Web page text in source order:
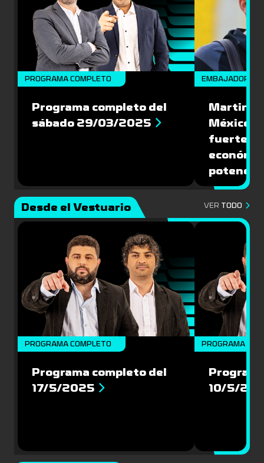
PROGRAMA COMPLETO
Programa completo del
sábado 29/03/2025
EMBAJADORES
Martin
México:
fuerte
Desde el Vestuario VER TODO
PROGRAMA COMPLETO
Programa completo del
17/5/2025
PROGRAMA
10/5/